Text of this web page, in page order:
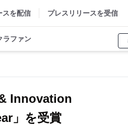
スを配信 プレスリリースを受信
ラファン
Innovation
」を受賞